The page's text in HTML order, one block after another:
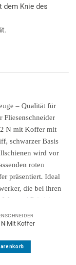
dem Knie des
N Mit Koffer